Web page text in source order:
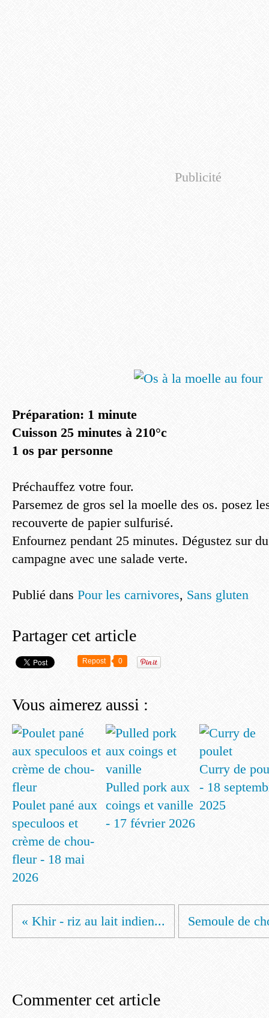
Publicité
Préparation: 1 minute
Cuisson 25 minutes à 210°c
1 os par personne
Préchauffez votre four.
Parsemez de gros sel la moelle des os. posez
recouverte de papier sulfurisé.
Enfournez pendant 25 minutes. Dégustez sur
campagne avec une salade verte.
Publié dans Pour les carnivores, Sans gluten
Partager cet article
Repost 0
Vous aimerez aussi :
Poulet pané aux
speculoos et
crème de chou-
fleur - 18 mai
2026
Pulled pork aux
coings et vanille
- 17 février 2026
Curry de
- 18
2025
« Khir - riz au lait indien... Semoule de
Commenter cet article